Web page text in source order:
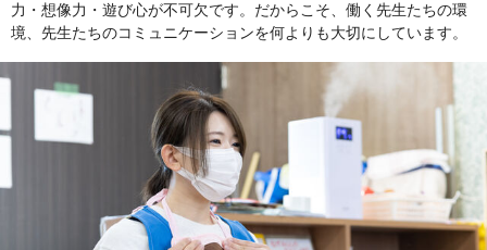
力・想像力・遊び心が不可欠です。だからこそ、働く先生たちの環
境、先生たちのコミュニケーションを何よりも大切にしています。